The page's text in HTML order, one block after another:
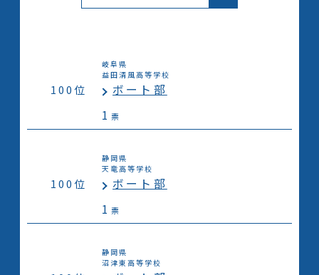
100位
岐阜県
益田清風高等学校
ボート部
1 票
100位
静岡県
天竜高等学校
ボート部
1 票
静岡県
沼津東高等学校